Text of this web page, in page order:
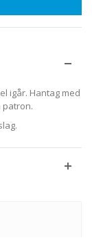
igår. Hantag med
patron.